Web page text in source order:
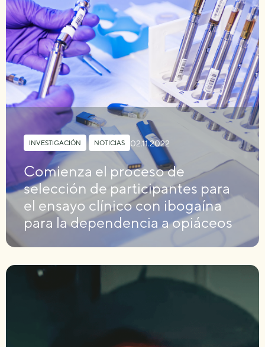
INVESTIGACIÓN , NOTICIAS 02.11.2022
Comienza el proceso de
selección de participantes para
el ensayo clínico con ibogaína
para la dependencia a opiáceos